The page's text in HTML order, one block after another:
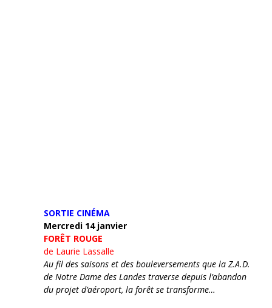
SORTIE CINÉMA
Mercredi 14 janvier
FORÊT ROUGE
de Laurie Lassalle
Au fil des saisons et des bouleversements que la Z.A.D.
de Notre Dame des Landes traverse depuis l’abandon
du projet d’aéroport, la forêt se transforme…